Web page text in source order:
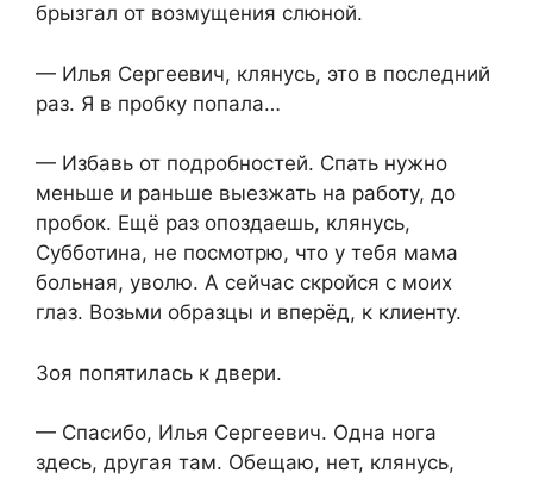
брызгал от возмущения слюной.
— Илья Сергеевич, клянусь, это в последний
раз. Я в пробку попала…
— Избавь от подробностей. Спать нужно
меньше и раньше выезжать на работу, до
пробок. Ещё раз опоздаешь, клянусь,
Субботина, не посмотрю, что у тебя мама
больная, уволю. А сейчас скройся с моих
глаз. Возьми образцы и вперёд, к клиенту.
Зоя попятилась к двери.
— Спасибо, Илья Сергеевич. Одна нога
здесь, другая там. Обещаю, нет, клянусь,